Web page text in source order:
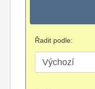
Řadit podle: